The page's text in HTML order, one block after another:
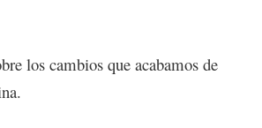
los cambios que acabamos de